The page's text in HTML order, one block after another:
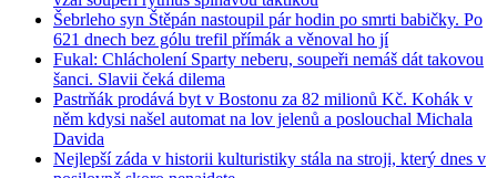
Šebrleho syn Štěpán nastoupil pár hodin po smrti babičky. Po
621 dnech bez gólu trefil přímák a věnoval ho jí
Fukal: Chlácholení Sparty neberu, soupeři nemáš dát takovou
šanci. Slavii čeká dilema
Pastrňák prodává byt v Bostonu za 82 milionů Kč. Kohák v
něm kdysi našel automat na lov jelenů a poslouchal Michala
Davida
Nejlepší záda v historii kulturistiky stála na stroji, který dnes v